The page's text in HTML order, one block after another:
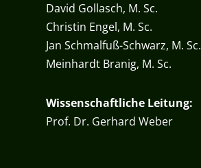
David Gollasch, M. Sc.
Christin Engel, M. Sc.
Jan Schmalfuß-Schwarz, M. Sc.
Meinhardt Branig, M. Sc.
Wissenschaftliche Leitung:
Prof. Dr. Gerhard Weber